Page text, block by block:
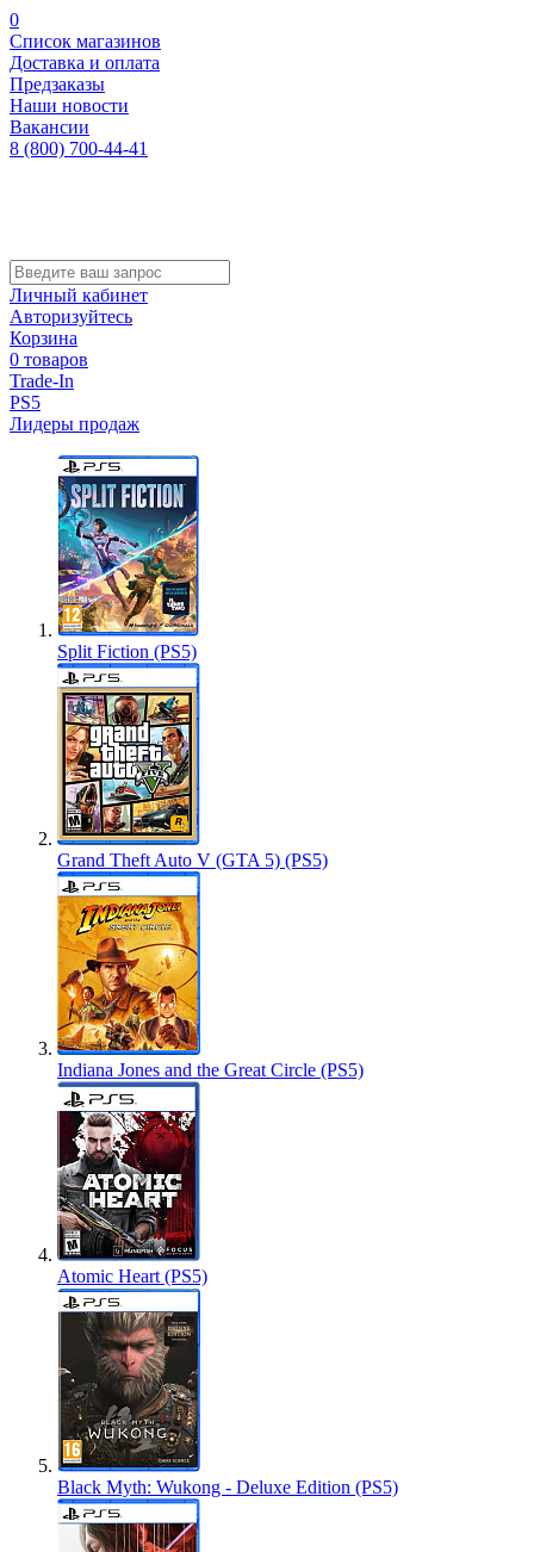
0
Список магазинов
Доставка и оплата
Предзаказы
Наши новости
Вакансии
8 (800) 700-44-41
Личный кабинет
Авторизуйтесь
Корзина
0 товаров
Trade-In
PS5
Лидеры продаж
Split Fiction (PS5)
Grand Theft Auto V (GTA 5) (PS5)
Indiana Jones and the Great Circle (PS5)
Atomic Heart (PS5)
Black Myth: Wukong - Deluxe Edition (PS5)